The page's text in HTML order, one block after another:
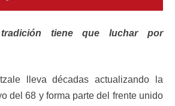
tiene que luchar por
lleva décadas actualizando la
del 68 y forma parte del frente unido